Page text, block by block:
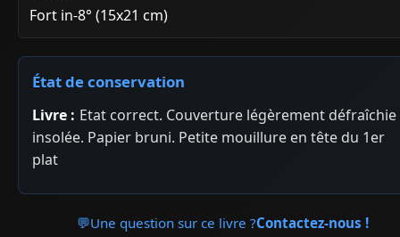
Fort in-8° (15x21 cm)
État de conservation
Livre : Etat correct. Couverture légèrement défraîchie
insolée. Papier bruni. Petite mouillure en tête du 1er
plat
💬Une question sur ce livre ?Contactez-nous !